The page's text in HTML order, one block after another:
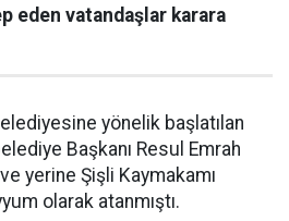
eden vatandaşlar karara
yönelik başlatılan
Başkanı Resul Emrah
yerine Şişli Kaymakamı
olarak atanmıştı.